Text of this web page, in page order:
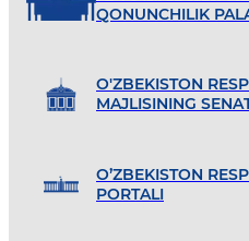
QONUNCHILIK
O'ZBEKISTON
MAJLISINING
O’ZBEKISTON
PORTALI